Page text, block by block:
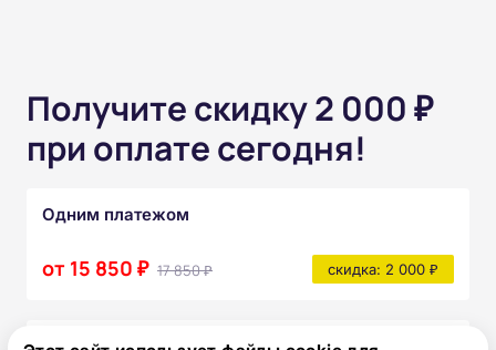
Получите скидку 2 000 ₽
при оплате сегодня!
Одним платежом
от 15 850 ₽ 17 850 ₽ скидка: 2 000 ₽